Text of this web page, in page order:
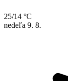
25/14 °C
nedeľa 9. 8.